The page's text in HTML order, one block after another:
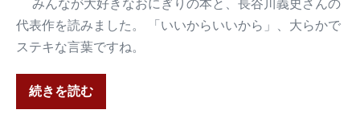
みんなが大好きなおにぎりの本と、長谷川義史さんの
代表作を読みました。 「いいからいいから」、大らかで
ステキな言葉ですね。
続きを読む